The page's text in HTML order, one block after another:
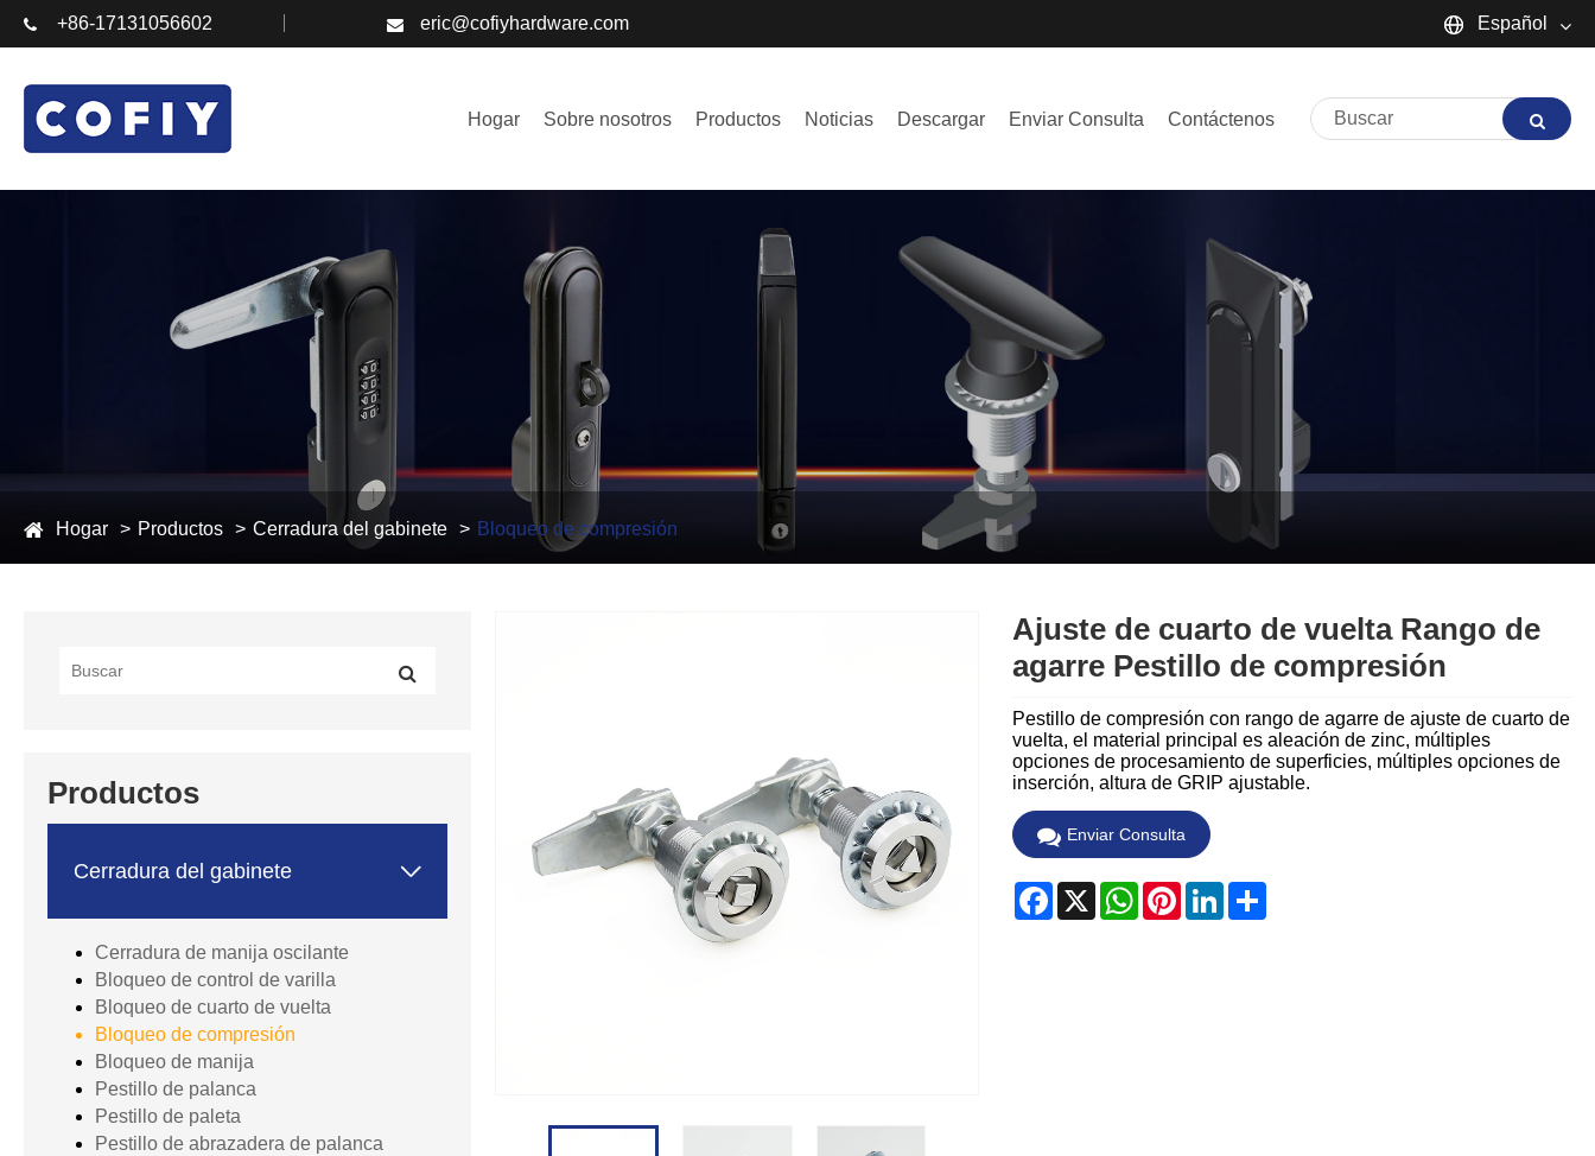
+86-17131056602 eric@cofiyhardware.com Español
Italiano
Polski
Svenska
Hogar Sobre nosotros Productos Noticias Descargar Enviar Consulta Contáctenos
Hogar Productos Cerradura del gabinete Bloqueo de compresión
Productos
Cerradura del gabinete 
Cerradura de manija oscilante
Bloqueo de control de varilla
Bloqueo de cuarto de vuelta
Bloqueo de compresión
Bloqueo de manija
Pestillo de palanca
Pestillo de paleta
Pestillo de abrazadera de palanca
Ajuste de cuarto de vuelta Rango de
agarre Pestillo de compresión
Pestillo de compresión con rango de agarre de ajuste de cuarto de
vuelta, el material principal es aleación de zinc, múltiples
opciones de procesamiento de superficies, múltiples opciones de
inserción, altura de GRIP ajustable.
Enviar Consulta
Facebook
X WhatsApp
PinterestLinkedInShare